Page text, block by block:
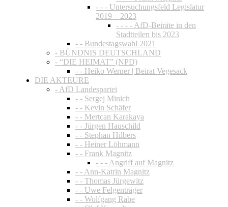
- - - Untersuchungsfeld Legislatur
2019 – 2023
- - - - AfD-Beiräte in den
Stadtteilen bis 2023
- - Bundestagswahl 2021
- BÜNDNIS DEUTSCHLAND
- “DIE HEIMAT” (NPD)
- - Heiko Werner | Beirat Vegesack
DIE AKTEURE
- AfD Landespartei
- - Sergej Minich
- - Kevin Schäfer
- - Mertcan Karakaya
- - Jürgen Hauschild
- - Stephan Hilbers
- - Heiner Löhmann
- - Frank Magnitz
- - - Angriff auf Magnitz
- - Ann-Katrin Magnitz
- - Thomas Jürgewitz
- - Uwe Felgenträger
- - Wolfgang Rabe